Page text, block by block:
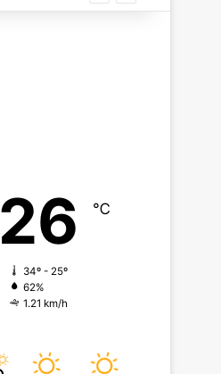
26 ℃
34º - 25º
62%
1.21 km/h